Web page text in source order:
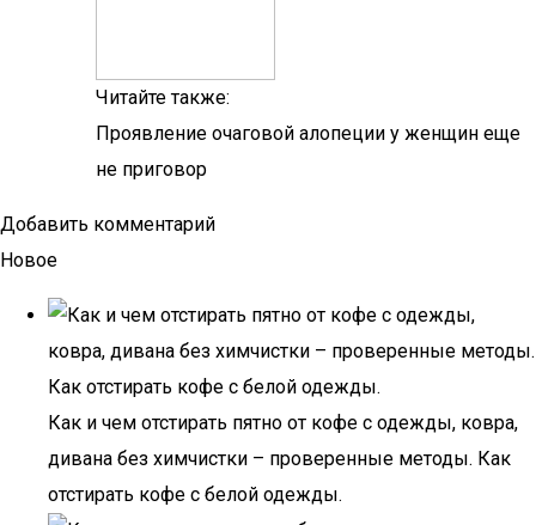
Читайте также:
Проявление очаговой алопеции у женщин еще
не приговор
Добавить комментарий
Новое
Как и чем отстирать пятно от кофе с одежды, ковра,
дивана без химчистки – проверенные методы. Как
отстирать кофе с белой одежды.